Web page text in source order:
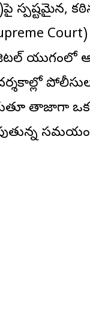
స్పష్టమైన,
యుగంలో
తాజాగా ఒక